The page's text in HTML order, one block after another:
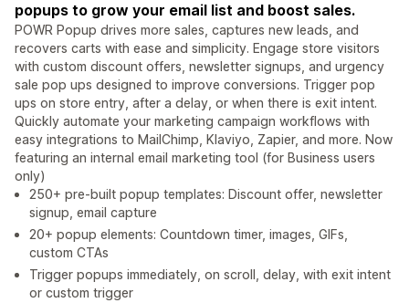
popups to grow your email list and boost sales.
POWR Popup drives more sales, captures new leads, and
recovers carts with ease and simplicity. Engage store visitors
with custom discount offers, newsletter signups, and urgency
sale pop ups designed to improve conversions. Trigger pop
ups on store entry, after a delay, or when there is exit intent.
Quickly automate your marketing campaign workflows with
easy integrations to MailChimp, Klaviyo, Zapier, and more. Now
featuring an internal email marketing tool (for Business users
only)
250+ pre-built popup templates: Discount offer, newsletter
signup, email capture
20+ popup elements: Countdown timer, images, GIFs,
custom CTAs
Trigger popups immediately, on scroll, delay, with exit intent
or custom trigger